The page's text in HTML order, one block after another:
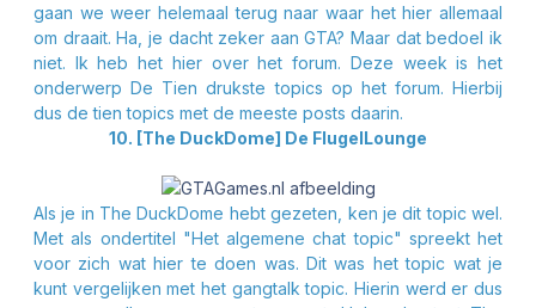
gaan we weer helemaal terug naar waar het hier allemaal
om draait. Ha, je dacht zeker aan GTA? Maar dat bedoel ik
niet. Ik heb het hier over het forum. Deze week is het
onderwerp De Tien drukste topics op het forum. Hierbij
dus de tien topics met de meeste posts daarin.
10. [The DuckDome] De FlugelLounge
Als je in The DuckDome hebt gezeten, ken je dit topic wel.
Met als ondertitel "Het algemene chat topic" spreekt het
voor zich wat hier te doen was. Dit was het topic wat je
kunt vergelijken met het gangtalk topic. Hierin werd er dus